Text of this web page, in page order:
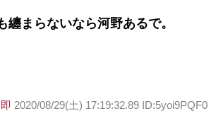
纏まらないなら河野あるで。
2020/08/29(土) 17:19:32.89 ID:5yoi9PQF0